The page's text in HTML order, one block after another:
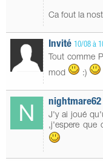
Ca fout la
Invité 10/08 à
Tout comme
mod
:)
nightmare62
J'y ai joué
,j'espere que